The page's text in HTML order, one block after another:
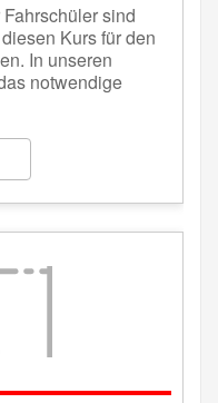
sind
Kurs für den
In unseren
notwendige